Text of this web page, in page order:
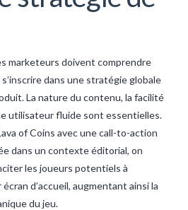
marketeurs doivent comprendre
dans une stratégie globale
La nature du contenu, la facilité
utilisateur fluide sont essentielles.
of Coins avec une call-to-action
dans un contexte éditorial, on
les joueurs potentiels à
d’accueil, augmentant ainsi la
du jeu.